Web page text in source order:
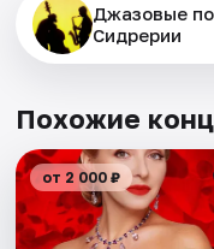
Джазовые
Сидрерии
Похожие
от 2 000 ₽